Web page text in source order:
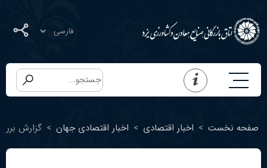
صفحه نخست > اخبار اقتصادی > اخبار اقتصادی جهان > گزارش